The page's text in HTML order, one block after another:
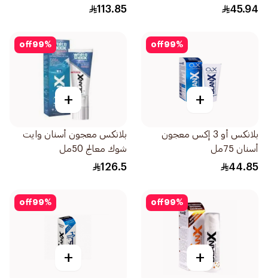
عميقة مع الفحم النشط 75مل
45.94
113.85
99%
off
+
بلانكس أو 3 إكس معجون
أسنان 75مل
44.85
99%
off
+
بلانكس معجون أسنان وايت
شوك معالج 50مل
126.5
99%
off
+
99%
off
+